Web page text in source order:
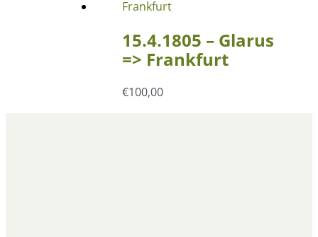
15.4.1805 – Glarus
=> Frankfurt
€100,00